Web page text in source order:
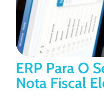
ERP Para O
Nota Fiscal